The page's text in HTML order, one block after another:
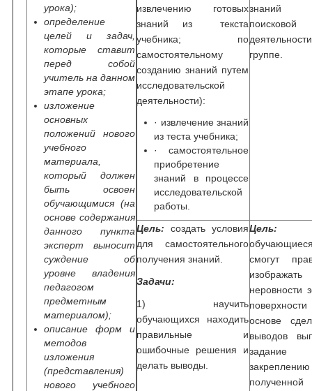
урока);
определение
целей и задач,
которые ставит
перед собой
учитель на данном
этапе урока;
изложение
основных
положений нового
учебного
материала,
который должен
быть освоен
обучающимися (на
основе содержания
данного пункта
эксперт выносит
суждение об
уровне владения
педагогом
предметным
материалом);
описание форм и
методов
изложения
(представления)
нового учебного
извлечению готовых
знаний из текста
учебника; по
самостоятельному
созданию знаний путем
исследовательской
деятельности):
· извлечение знаний
из теста учебника;
· самостоятельное
приобретение
знаний в процессе
исследовательской
работы.
знаний
поисковой
группе.
Цель:создать условия
для самостоятельного
получения знаний.
Задачи:
1) научить
обучающихся находить
правильные и
ошибочные решения и
делать выводы.
Цель:
смогут
изображать
неровности
основе
выводов
закреплению
полученной